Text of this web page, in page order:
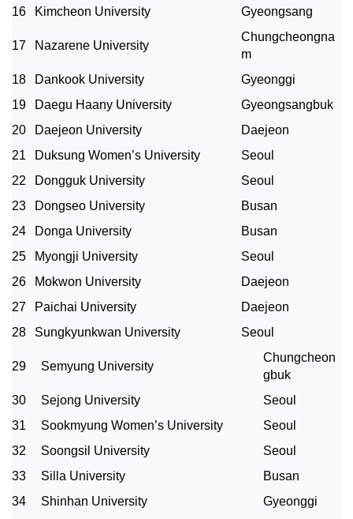
16
Kimcheon University Gyeongsang
17 Nazarene University
Chungcheongna
m
18
Dankook University
Gyeonggi
19
Daegu Haany University
Gyeongsangbuk
20
Daejeon University
Daejeon
21
Duksung Women’s University
Seoul
22
Dongguk University
Seoul
23
Dongseo University
Busan
24
Donga University
Busan
25
Myongji University
Seoul
26
Mokwon University
Daejeon
27
Paichai University
Daejeon
28
Sungkyunkwan University Seoul
29 Semyung University
Chungcheon
gbuk
30
Sejong University
Seoul
31
Sookmyung Women’s University
Seoul
32
Soongsil University
Seoul
33
Silla University
Busan
34
Shinhan University
Gyeonggi